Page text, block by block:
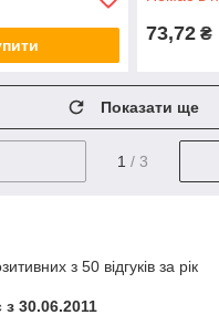
YBX
73,72 ₴
Показати ще
1 / 3
з 50 відгуків за рік
30.06.2011